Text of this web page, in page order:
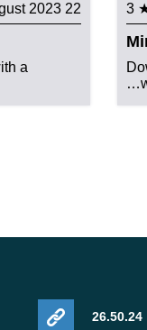
★
22 August 2023
a
26.50.24